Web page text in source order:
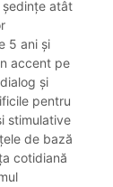
ședințe atât
5 ani și
accent pe
și
pentru
stimulative
de bază
cotidiană